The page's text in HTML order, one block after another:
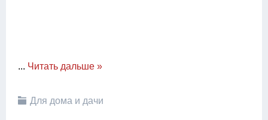
... Читать дальше »
Для дома и дачи